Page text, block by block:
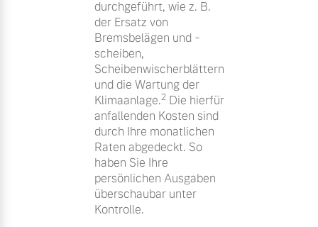
durchgeführt, wie z. B.
der Ersatz von
Bremsbelägen und -
scheiben,
Scheibenwischerblättern
und die Wartung der
Klimaanlage.2Die hierfür
anfallenden Kosten sind
durch Ihre monatlichen
Raten abgedeckt. So
haben Sie Ihre
persönlichen Ausgaben
überschaubar unter
Kontrolle.